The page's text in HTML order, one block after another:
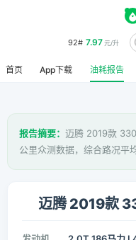
92# 7.97元/升
首页 App下载 油耗报告
报告摘要： 迈腾 2019款
公里众测数据，综合路况平
迈腾 2019款